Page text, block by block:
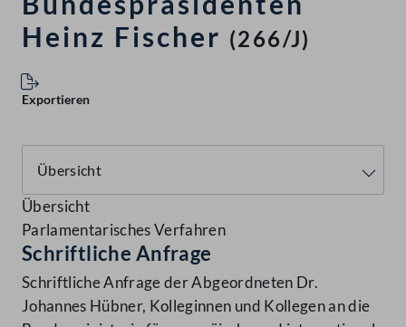
Heinz Fischer (266/J)
Exportieren
Übersicht
Parlamentarisches Verfahren
Schriftliche Anfrage
Schriftliche Anfrage der Abgeordneten Dr.
Johannes Hübner, Kolleginnen und Kollegen an die